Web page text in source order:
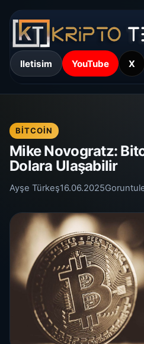
Iletisim YouTube X
BITCOIN
Mike Novogratz:
Dolara Ulaşabilir
Ayşe Türkeş16.06.2025